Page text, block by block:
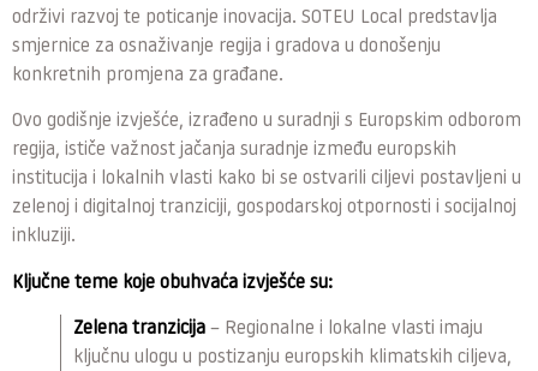
održivi razvoj te poticanje inovacija. SOTEU Local predstavlja
smjernice za osnaživanje regija i gradova u donošenju
konkretnih promjena za građane.
Ovo godišnje izvješće, izrađeno u suradnji s Europskim odborom
regija, ističe važnost jačanja suradnje između europskih
institucija i lokalnih vlasti kako bi se ostvarili ciljevi postavljeni u
zelenoj i digitalnoj tranziciji, gospodarskoj otpornosti i socijalnoj
inkluziji.
Ključne teme koje obuhvaća izvješće su:
Zelena tranzicija – Regionalne i lokalne vlasti imaju
ključnu ulogu u postizanju europskih klimatskih ciljeva,